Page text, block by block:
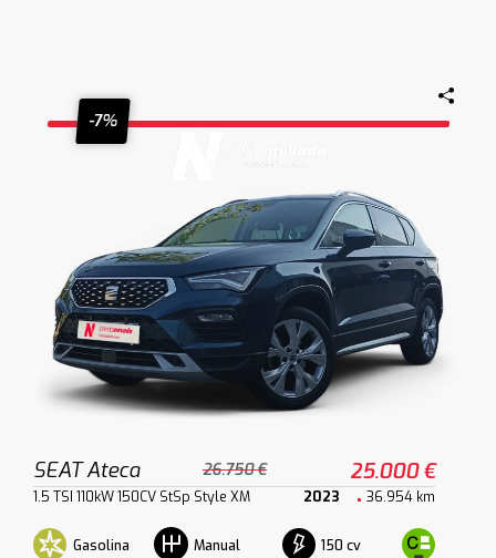
-7%
SEAT Ateca 26.750 € 25.000 €
1.5 TSI 110kW 150CV StSp Style XM 2023 36.954 km
Gasolina Manual 150 cv